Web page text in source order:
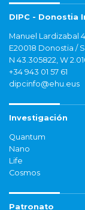
DIPC - Donostia
Manuel Lardizabal 4
E20018 Donostia /
N 43.305822, W
+34 943 01 57 61
dipcinfo@ehu.eus
Investigación
Quantum
Nano
Life
Cosmos
Patronato